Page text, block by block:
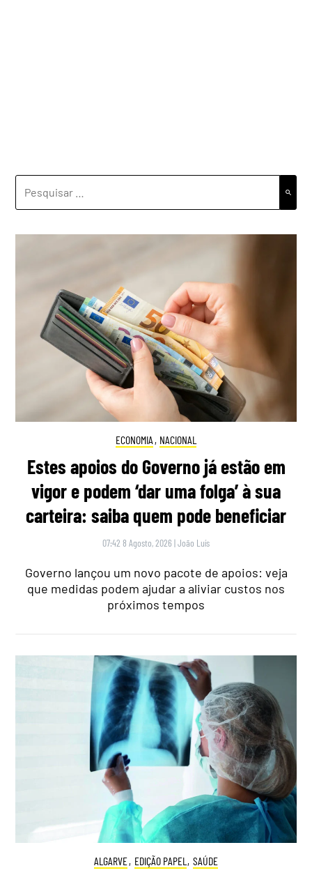
ECONOMIA , NACIONAL
Estes apoios do Governo já estão em
vigor e podem ‘dar uma folga’ à sua
carteira: saiba quem pode beneficiar
07:42 8 Agosto, 2026 |João Luís
Governo lançou um novo pacote de apoios: veja
que medidas podem ajudar a aliviar custos nos
próximos tempos
ALGARVE, EDIÇÃO PAPEL , SAÚDE